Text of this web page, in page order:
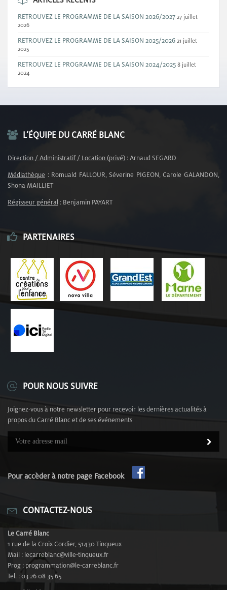
RETROUVEZ LE PROGRAMME DE LA SAISON 2026/2027 27 juillet
2026
RETROUVEZ LE PROGRAMME DE LA SAISON 2025/2026 21 juillet
2025
RETROUVEZ LE PROGRAMME DE LA SAISON 2024/2025 8 juillet
2024
L’ÉQUIPE DU CARRÉ BLANC
Direction / Administratif / Location (privé) : Arnaud SEGARD
Médiathèque : Romuald FALLOUR, Séverine PIGEON, Carole GALANDON,
Shona MAILLIET
Régisseur général : Benjamin PAYART
PARTENAIRES
POUR NOUS SUIVRE
Joignez-vous à notre newsletter pour recevoir les dernières actualités à
propos du Carré Blanc et de ses événements
Pour accèder à notre page Facebook
CONTACTEZ-NOUS
Le Carré Blanc
1 rue de la Croix Cordier, 51430 Tinqueux
Mail : lecarreblanc@ville-tinqueux.fr
Prog : programmation@le-carreblanc.fr
Tel. : 03 26 08 35 65